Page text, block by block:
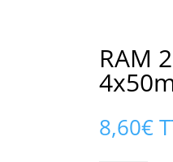
RAM
8,60€